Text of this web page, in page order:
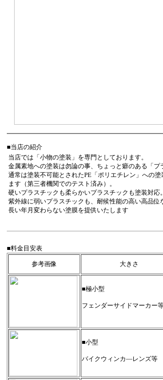
■当店の紹介
当店では「小物の塗装」を専門としております。
金属素地への塗装は勿論の事、ちょっと癖のある「プ
通常は塗装不可能とされたPE「ポリエチレン」への
ます（第三者機関でのテスト済み）。
硬いプラスチックも柔らかいプラスチックも塗装対応。
紫外線に弱いプラスチックも、耐候性能の高い高品
長い年月変わらない塗膜を提供いたします
■料金目安表
参考画像 大きさ
■極小型
フェンダーサイドマーカー
■小型
バイクウィンカ―レンズ等